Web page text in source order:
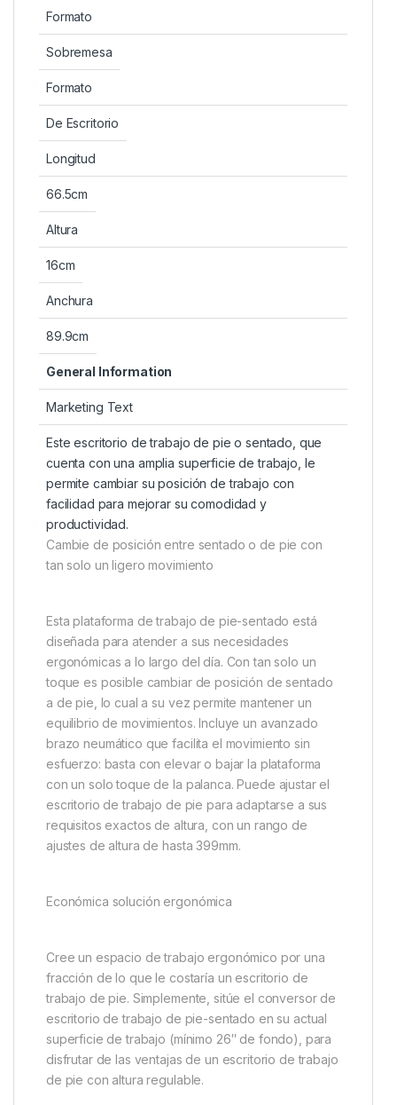
Formato
Sobremesa
Formato
De Escritorio
Longitud
66.5cm
Altura
16cm
Anchura
89.9cm
General Information
Marketing Text
Este escritorio de trabajo de pie o sentado, que
cuenta con una amplia superficie de trabajo, le
permite cambiar su posición de trabajo con
facilidad para mejorar su comodidad y
productividad.
Cambie de posición entre sentado o de pie con
tan solo un ligero movimiento
Esta plataforma de trabajo de pie-sentado está
diseñada para atender a sus necesidades
ergonómicas a lo largo del día. Con tan solo un
toque es posible cambiar de posición de sentado
a de pie, lo cual a su vez permite mantener un
equilibrio de movimientos. Incluye un avanzado
brazo neumático que facilita el movimiento sin
esfuerzo: basta con elevar o bajar la plataforma
con un solo toque de la palanca. Puede ajustar el
escritorio de trabajo de pie para adaptarse a sus
requisitos exactos de altura, con un rango de
ajustes de altura de hasta 399mm.
Económica solución ergonómica
Cree un espacio de trabajo ergonómico por una
fracción de lo que le costaría un escritorio de
trabajo de pie. Simplemente, sitúe el conversor de
escritorio de trabajo de pie-sentado en su actual
superficie de trabajo (mínimo 26″ de fondo), para
disfrutar de las ventajas de un escritorio de trabajo
de pie con altura regulable.